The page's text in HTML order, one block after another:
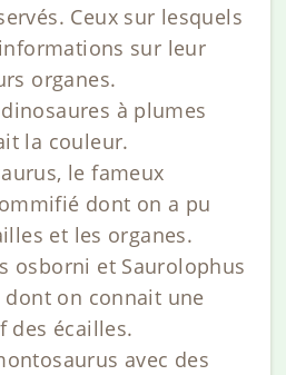
Ceux sur lesquels
sur leur
organes.
à plumes
la couleur.
le fameux
dont on a pu
et les organes.
osborni et Saurolophus
on connait une
des écailles.
avec des